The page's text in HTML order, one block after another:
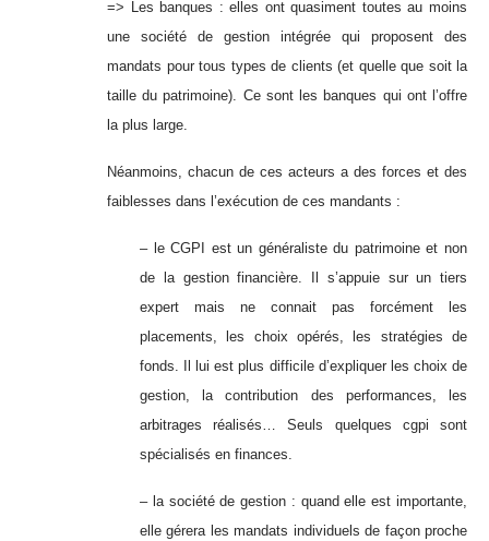
=> Les banques : elles ont quasiment toutes au moins
une société de gestion intégrée qui proposent des
mandats pour tous types de clients (et quelle que soit la
taille du patrimoine). Ce sont les banques qui ont l’offre
la plus large.
Néanmoins, chacun de ces acteurs a des forces et des
faiblesses dans l’exécution de ces mandants :
– le CGPI est un généraliste du patrimoine et non
de la gestion financière. Il s’appuie sur un tiers
expert mais ne connait pas forcément les
placements, les choix opérés, les stratégies de
fonds. Il lui est plus difficile d’expliquer les choix de
gestion, la contribution des performances, les
arbitrages réalisés… Seuls quelques cgpi sont
spécialisés en finances.
– la société de gestion : quand elle est importante,
elle gérera les mandats individuels de façon proche